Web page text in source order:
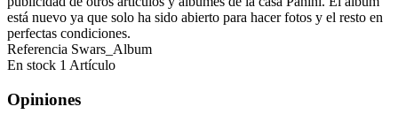
está nuevo ya que solo ha sido abierto para hacer fotos y el resto en
perfectas condiciones.
Referencia Swars_Album
En stock 1 Artículo
Opiniones